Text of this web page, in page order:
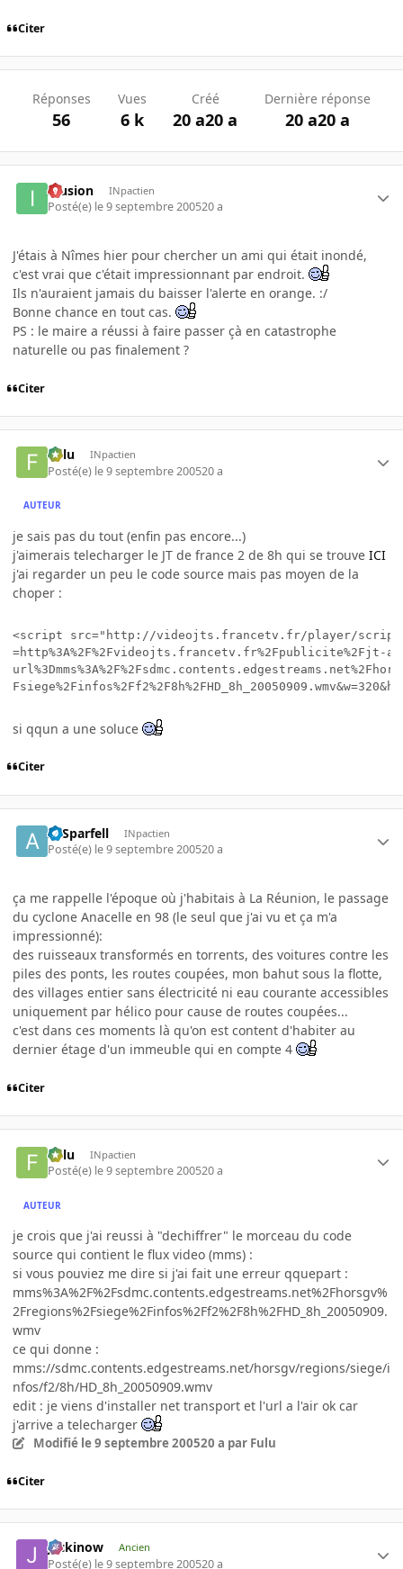
Citer
Réponses
56
Vues
6 k
Créé
20 a20 a
Dernière réponse
20 a20 a
Illusion INpactien
Posté(e) le 9 septembre 200520 a
J'étais à Nîmes hier pour chercher un ami qui était inondé,
c'est vrai que c'était impressionnant par endroit.
Ils n'auraient jamais du baisser l'alerte en orange. :/
Bonne chance en tout cas.
PS : le maire a réussi à faire passer çà en catastrophe
naturelle ou pas finalement ?
Citer
Fulu INpactien
Posté(e) le 9 septembre 200520 a
AUTEUR
je sais pas du tout (enfin pas encore...)
j'aimerais telecharger le JT de france 2 de 8h qui se trouve ICI
j'ai regarder un peu le code source mais pas moyen de la
choper :
<script src="http://videojts.francetv.fr/player/
=http%3A%2F%2Fvideojts.francetv.fr%2Fpublicite%2Fjt-
si qqun a une soluce
Citer
ArSparfell INpactien
Posté(e) le 9 septembre 200520 a
ça me rappelle l'époque où j'habitais à La Réunion, le passage
du cyclone Anacelle en 98 (le seul que j'ai vu et ça m'a
impressionné):
des ruisseaux transformés en torrents, des voitures contre les
piles des ponts, les routes coupées, mon bahut sous la flotte,
des villages entier sans électricité ni eau courante accessibles
uniquement par hélico pour cause de routes coupées...
c'est dans ces moments là qu'on est content d'habiter au
dernier étage d'un immeuble qui en compte 4
Citer
Fulu INpactien
Posté(e) le 9 septembre 200520 a
AUTEUR
je crois que j'ai reussi à "dechiffrer" le morceau du code
source qui contient le flux video (mms) :
si vous pouviez me dire si j'ai fait une erreur qquepart :
mms%3A%2F%2Fsdmc.contents.edgestreams.net%2Fhorsgv%
2Fregions%2Fsiege%2Finfos%2Ff2%2F8h%2FHD_8h_20050909.
wmv
ce qui donne :
mms://sdmc.contents.edgestreams.net/horsgv/regions/siege/i
nfos/f2/8h/HD_8h_20050909.wmv
edit : je viens d'installer net transport et l'url a l'air ok car
j'arrive a telecharger
Modifié le 9 septembre 200520 a par Fulu
Citer
jackinow Ancien
Posté(e) le 9 septembre 200520 a